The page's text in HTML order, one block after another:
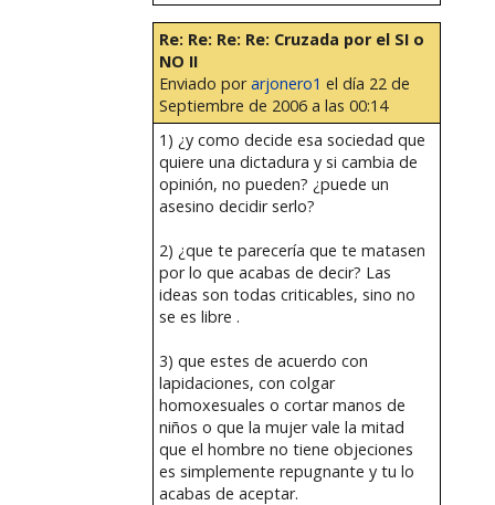
Re: Re: Re: Re: Cruzada por el SI o
NO II
Enviado porarjonero1 el día 22 de
Septiembre de 2006 a las 00:14
1) ¿y como decide esa sociedad que
quiere una dictadura y si cambia de
opinión, no pueden? ¿puede un
asesino decidir serlo?
2) ¿que te parecería que te matasen
por lo que acabas de decir? Las
ideas son todas criticables, sino no
se es libre .
3) que estes de acuerdo con
lapidaciones, con colgar
homoxesuales o cortar manos de
niños o que la mujer vale la mitad
que el hombre no tiene objeciones
es simplemente repugnante y tu lo
acabas de aceptar.